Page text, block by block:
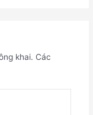
khai. Các